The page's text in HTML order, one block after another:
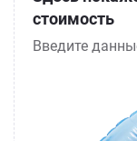
стоимость
Введите